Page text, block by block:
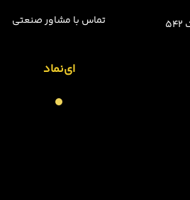
تماس با مشاور صنعتی
ای‌نماد